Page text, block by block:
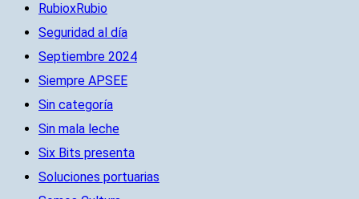
RubioxRubio
Seguridad al día
Septiembre 2024
Siempre APSEE
Sin categoría
Sin mala leche
Six Bits presenta
Soluciones portuarias